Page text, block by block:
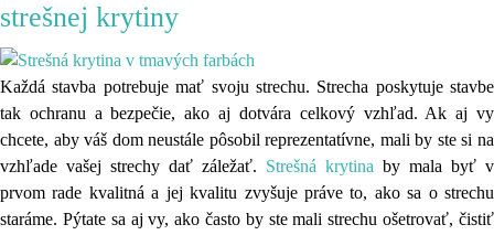
strešnej krytiny
Každá stavba potrebuje mať svoju strechu. Strecha poskytuje stavbe
tak ochranu a bezpečie, ako aj dotvára celkový vzhľad. Ak aj vy
chcete, aby váš dom neustále pôsobil reprezentatívne, mali by ste si na
vzhľade vašej strechy dať záležať. Strešná krytina by mala byť v
prvom rade kvalitná a jej kvalitu zvyšuje práve to, ako sa o strechu
staráme. Pýtate sa aj vy, ako často by ste mali strechu ošetrovať, čistiť